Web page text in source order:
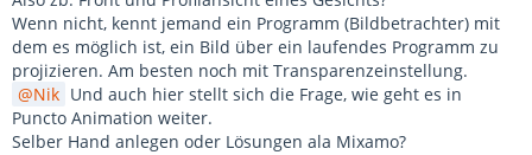
Wenn nicht, kennt jemand ein Programm (Bildbetrachter) mit
dem es möglich ist, ein Bild über ein laufendes Programm zu
projizieren. Am besten noch mit Transparenzeinstellung.
Nik Und auch hier stellt sich die Frage, wie geht es in
Puncto Animation weiter.
Selber Hand anlegen oder Lösungen ala Mixamo?